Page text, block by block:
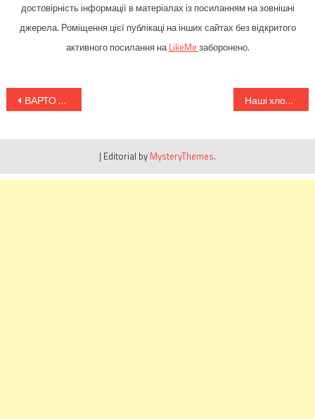
достовірність інформації в матеріалах із посиланням на зовнішні
джерела. Роміщення цієї публікаці на інших сайтах без відкритого
активного посилання наLikeMe заборонено.
Навігація
ВАРТО ЗНАТИ! ПОРАДИ ДЛЯ НОВОБРАНЦІВ ВІД ПРОФЕСІЙНИХ ВІЙСЬКОВИХ Наші хлопці знають свою роботу! Лише за вчора – мінус шість літаків і один гелікоптер
| Editorial by MysteryThemes.